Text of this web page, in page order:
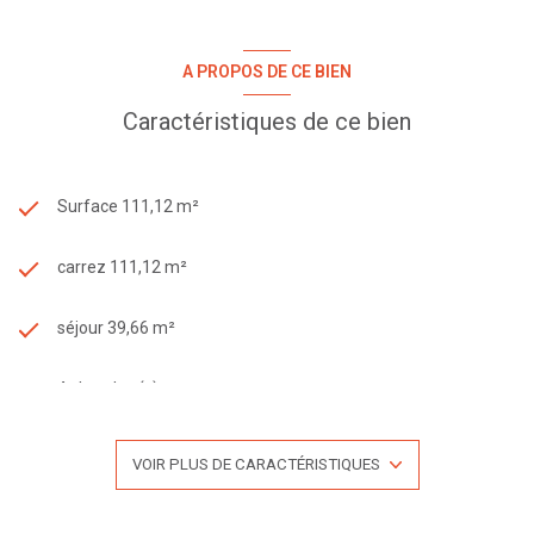
A PROPOS DE CE BIEN
Caractéristiques de ce bien
Surface 111,12 m²
carrez 111,12 m²
séjour 39,66 m²
4 chambre(s)
VOIR PLUS DE CARACTÉRISTIQUES